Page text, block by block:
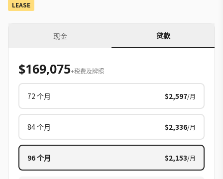
LEASE
现金 贷款
$169,075+税费及牌照
72 个月 $2,597/月
84个月 $2,336/月
96个月 $2,153/月